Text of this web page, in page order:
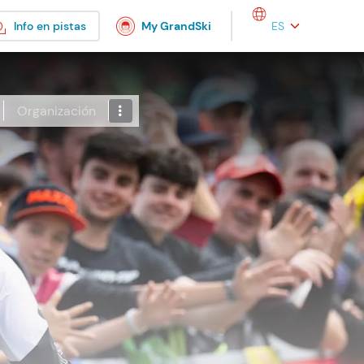
Info en pistas My GrandSki Select your
Organización